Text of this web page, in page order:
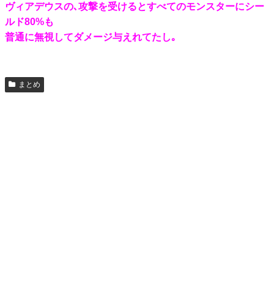
ヴィアデウスの､攻撃を受けるとすべてのモンスターにシー
ルド80%も
普通に無視してダメージ与えれてたし｡
まとめ